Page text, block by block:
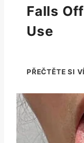
Falls
Use